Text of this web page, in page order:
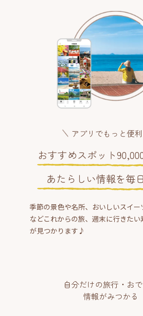
アプリでもっと便
おすすめスポット
あたらしい情報を毎
季節の景色や名所、おいしいスイー
などこれからの旅、週末に行きたい
が見つかります♪
自分だけの旅行・お
情報がみつかる